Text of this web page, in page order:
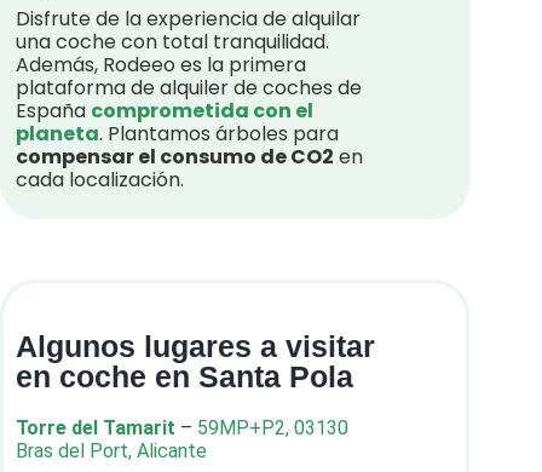
Disfrute de la experiencia de alquilar
una coche con total tranquilidad.
Además, Rodeeo es la primera
plataforma de alquiler de coches de
España comprometida con el
planeta. Plantamos árboles para
compensar el consumo de CO2 en
cada localización.
Algunos lugares a visitar
en coche en Santa Pola
Torre del Tamarit – 59MP+P2, 03130
Bras del Port, Alicante